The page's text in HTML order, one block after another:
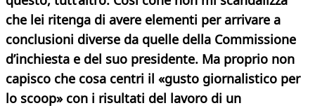
che lei ritenga di avere elementi per arrivare a
conclusioni diverse da quelle della Commissione
d’inchiesta e del suo presidente. Ma proprio non
capisco che cosa centri il «gusto giornalistico per
lo scoop» con i risultati del lavoro di un